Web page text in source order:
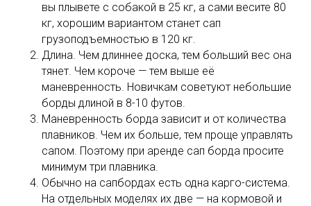
вы плывете с собакой в 25 кг, а сами весите 80
кг, хорошим вариантом станет сап
грузоподъемностью в 120 кг.
Длина. Чем длиннее доска, тем больший вес она
тянет. Чем короче — тем выше её
маневренность. Новичкам советуют небольшие
борды длиной в 8-10 футов.
Маневренность борда зависит и от количества
плавников. Чем их больше, тем проще управлять
сапом. Поэтому при аренде сап борда просите
минимум три плавника.
Обычно на сапбордах есть одна карго-система.
На отдельных моделях их две — на кормовой и